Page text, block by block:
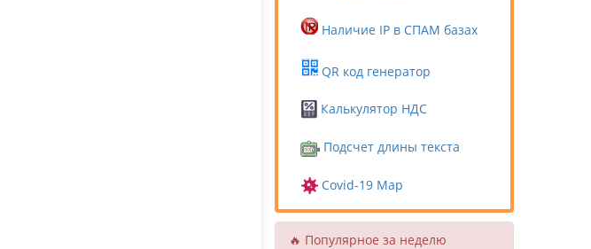
Наличие IP в СПАМ базах
QR код генератор
Калькулятор НДС
Подсчет длины текста
Covid-19 Map
🔥 Популярное за неделю